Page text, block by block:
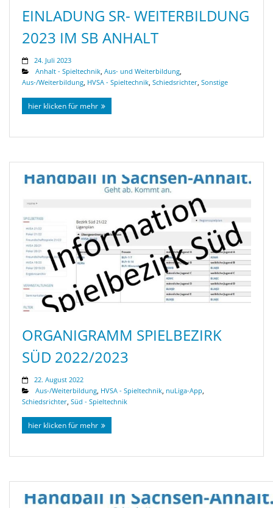
EINLADUNG SR- WEITERBILDUNG
2023 IM SB ANHALT
24. Juli 2023
Anhalt - Spieltechnik Aus- und Weiterbildung
Aus-/Weiterbildung HVSA - Spieltechnik Schiedsrichter Sonstige
hier klicken für mehr
ORGANIGRAMM SPIELBEZIRK
SÜD 2022/2023
22. August 2022
Aus-/Weiterbildung, HVSA - Spieltechnik, nuLiga-App,
Schiedsrichter, Süd - Spieltechnik
hier klicken für mehr